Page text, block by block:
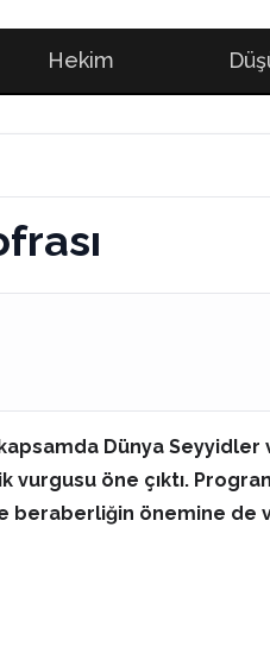
Hekim
Dünya
öne çıktı.
önemine de